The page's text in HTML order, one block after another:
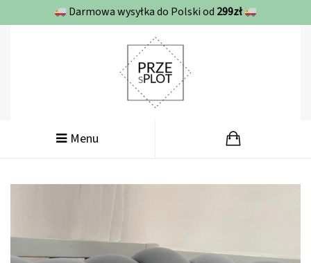
Darmowa wysyłka do Polski od 299zł
Menu